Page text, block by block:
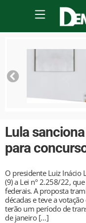
Lula
para
O presidente Luiz Inácio
(9) a Lei nº 2.258/22,
federais. A proposta
décadas e teve a
terão um período de
de janeiro […]